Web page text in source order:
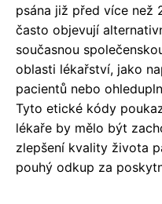
psána již před více než
často objevují
současnou
oblasti lékařství, jako
pacientů nebo
Tyto etické kódy
lékaře by mělo být
zlepšení kvality života
pouhý odkup za